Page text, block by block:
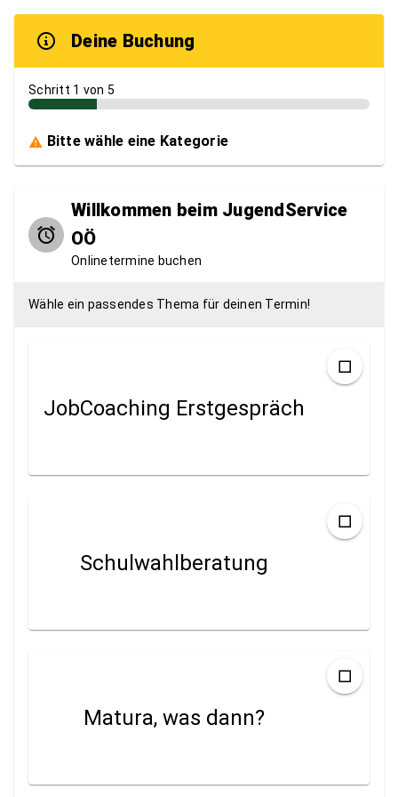
Willkommen beim JugendService
OÖ
Onlinetermine buchen
Wähle ein passendes Thema für deinen Termin!
JobCoaching Erstgespräch
Schulwahlberatung
Matura, was dann?
Deine Buchung
Schritt 1 von 5
Bitte wähle eine Kategorie